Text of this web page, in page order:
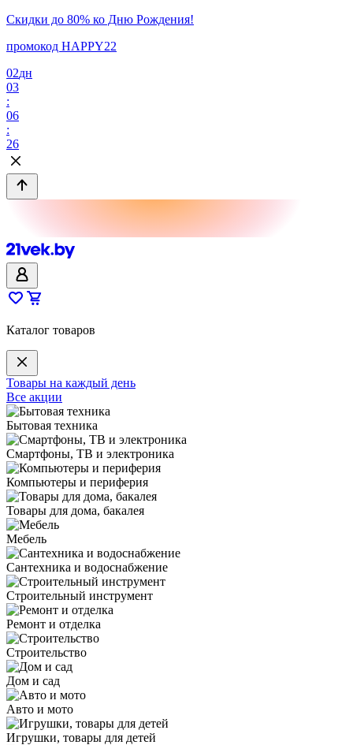
Скидки до 80% ко Дню Рождения!
промокод HAPPY22
02дн
03
:
06
:
26
Каталог товаров
Товары на каждый день
Все акции
Бытовая техника
Смартфоны, ТВ и электроника
Компьютеры и периферия
Товары для дома, бакалея
Мебель
Сантехника и водоснабжение
Строительный инструмент
Ремонт и отделка
Строительство
Дом и сад
Авто и мото
Игрушки, товары для детей